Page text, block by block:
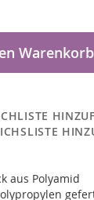
Warenkorb
aus Polyamid